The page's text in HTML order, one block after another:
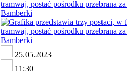
25.05.2023
11:30